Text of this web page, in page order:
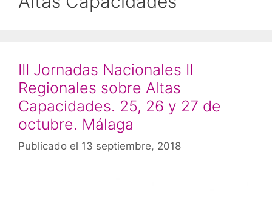
III Jornadas Nacionales II
Regionales sobre Altas
Capacidades. 25, 26 y 27 de
octubre. Málaga
Publicado el 13 septiembre, 2018